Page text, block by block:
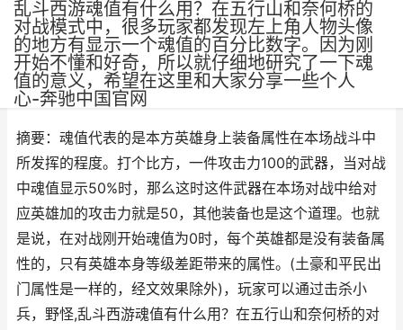
乱斗西游魂值有什么用？在五行山和奈何桥的
对战模式中，很多玩家都发现左上角人物头像
的地方有显示一个魂值的百分比数字。因为刚
开始不懂和好奇，所以就仔细地研究了一下魂
值的意义，希望在这里和大家分享一些个人
心-奔驰中国官网
作者：网三 • 更新时间：2025-06-08
摘要：魂值代表的是本方英雄身上装备属性在本场战斗中
所发挥的程度。打个比方，一件攻击力100的武器，当对战
中魂值显示50%时，那么这时这件武器在本场对战中给对
应英雄加的攻击力就是50，其他装备也是这个道理。也就
是说，在对战刚开始魂值为0时，每个英雄都是没有装备属
性的，只有英雄本身等级差距带来的属性。(土豪和平民出
门属性是一样的，经文效果除外)，玩家可以通过击杀小
兵，野怪,乱斗西游魂值有什么用？在五行山和奈何桥的对